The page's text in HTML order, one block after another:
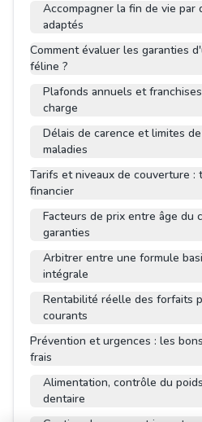
Accompagner la fin de vie par
adaptés
Comment évaluer les garanties
féline ?
Plafonds annuels et
charge
Délais de carence et limites
maladies
Tarifs et niveaux de couverture
financier
Facteurs de prix entre âge du
garanties
Arbitrer entre une formule
intégrale
Rentabilité réelle des forfaits
courants
Prévention et urgences : les
frais
Alimentation, contrôle du
dentaire